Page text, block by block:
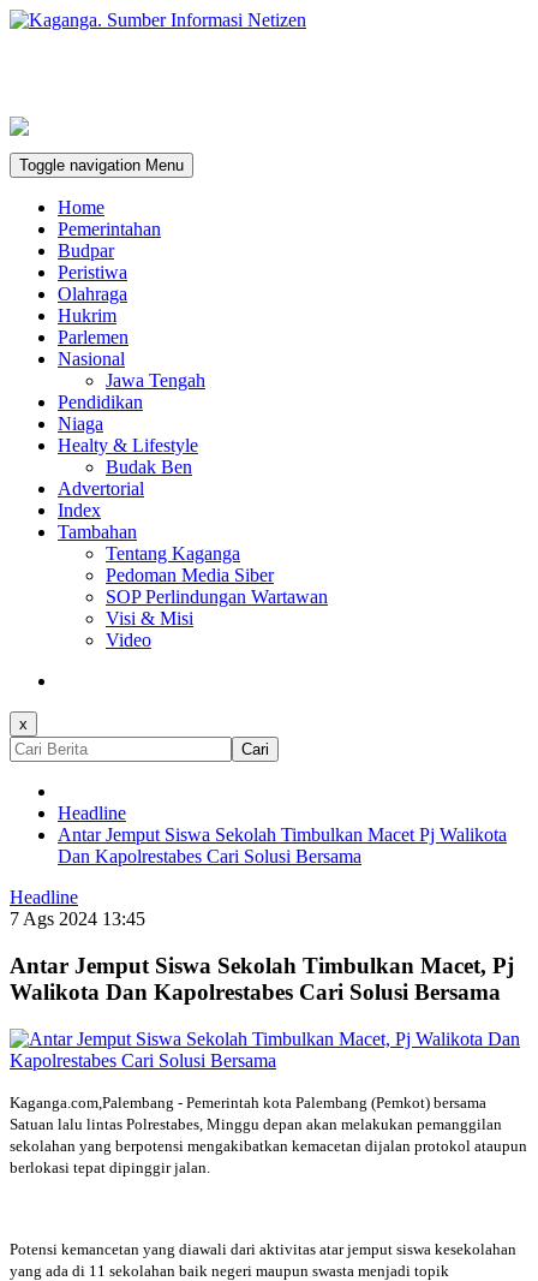
Toggle navigation Menu
Home
Pemerintahan
Budpar
Peristiwa
Olahraga
Hukrim
Parlemen
Nasional
Jawa Tengah
Pendidikan
Niaga
Healty & Lifestyle
Budak Ben
Advertorial
Index
Tambahan
Tentang Kaganga
Pedoman Media Siber
SOP Perlindungan Wartawan
Visi & Misi
Video
x
Cari
Headline
Antar Jemput Siswa Sekolah Timbulkan Macet Pj Walikota
Dan Kapolrestabes Cari Solusi Bersama
Headline
7 Ags 2024 13:45
Antar Jemput Siswa Sekolah Timbulkan Macet, Pj
Walikota Dan Kapolrestabes Cari Solusi Bersama
Kaganga.com,Palembang - Pemerintah kota Palembang (Pemkot) bersama
Satuan lalu lintas Polrestabes, Minggu depan akan melakukan pemanggilan
sekolahan yang berpotensi mengakibatkan kemacetan dijalan protokol ataupun
berlokasi tepat dipinggir jalan.
Potensi kemancetan yang diawali dari aktivitas atar jemput siswa kesekolahan
yang ada di 11 sekolahan baik negeri maupun swasta menjadi topik